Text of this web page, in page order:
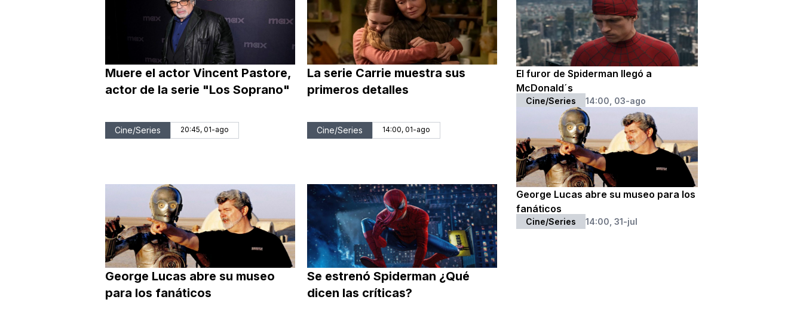
Muere el actor Vincent Pastore,
actor de la serie "Los Soprano"
Cine/Series 20:45, 01-ago
La serie Carrie muestra sus
primeros detalles
Cine/Series 14:00, 01-ago
George Lucas abre su museo
para los fanáticos
Se estrenó Spiderman ¿Qué
dicen las críticas?
El furor de Spiderman llegó a
McDonald´s
Cine/Series 14:00, 03-ago
George Lucas abre su museo para los
fanáticos
Cine/Series 14:00, 31-jul